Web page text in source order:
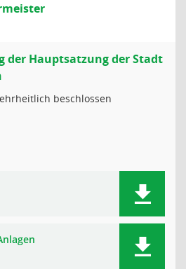
der Hauptsatzung der Stadt
beschlossen